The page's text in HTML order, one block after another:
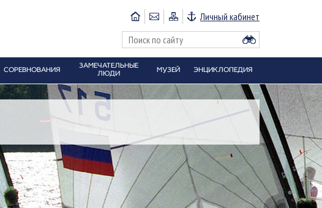
Личный кабинет
СОРЕВНОВАНИЯ
ЗАМЕЧАТЕЛЬНЫЕ
ЛЮДИ
МУЗЕЙ ЭНЦИКЛОПЕДИЯ